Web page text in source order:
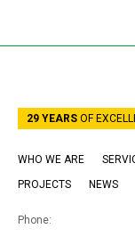
29 YEARS OF
WHO WE ARE
PROJECTS
NEWS
Phone: